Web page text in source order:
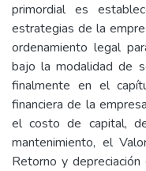
primordial es
estrategias de la
ordenamiento legal
bajo la modalidad de
finalmente en el
financiera de la
el costo de capital,
mantenimiento, el
Retorno y